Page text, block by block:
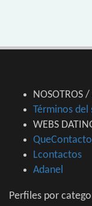
NOSOTROS
Términos del
WEBS
Lcontactos
Adanel
Perfiles por